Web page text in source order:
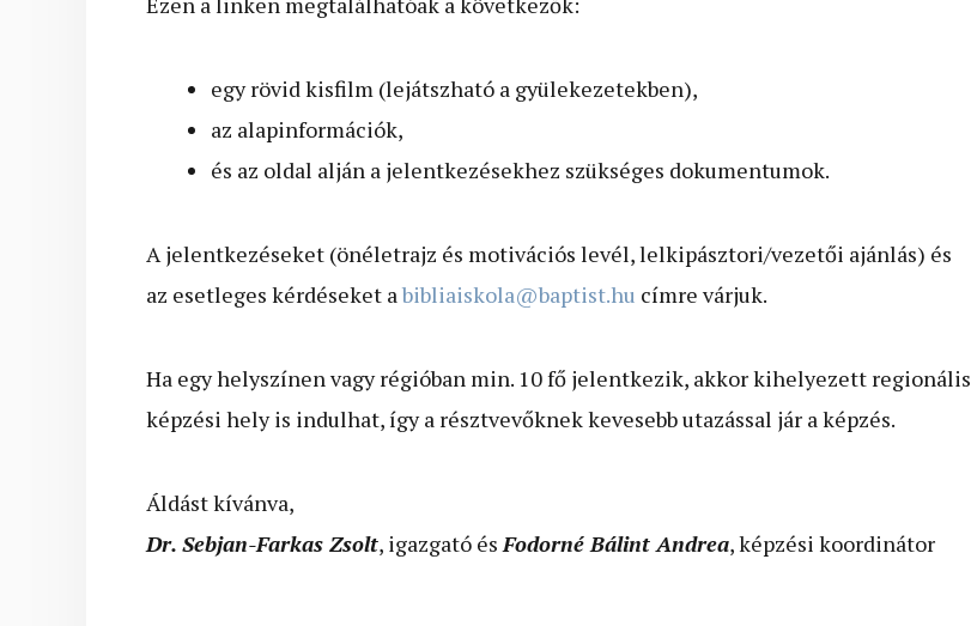
egy rövid kisfilm (lejátszható a gyülekezetekben),
az alapinformációk,
és az oldal alján a jelentkezésekhez szükséges dokumentumok.
A jelentkezéseket (önéletrajz és motivációs levél, lelkipásztori/vezetői ajánlás) és
az esetleges kérdéseket abibliaiskola@baptist.hu címre várjuk.
Ha egy helyszínen vagy régióban min. 10 fő jelentkezik, akkor kihelyezett regionális
képzési hely is indulhat, így a résztvevőknek kevesebb utazással jár a képzés.
Áldást kívánva,
Dr. Sebjan-Farkas Zsolt, igazgató és Fodorné Bálint Andrea, képzési koordinátor